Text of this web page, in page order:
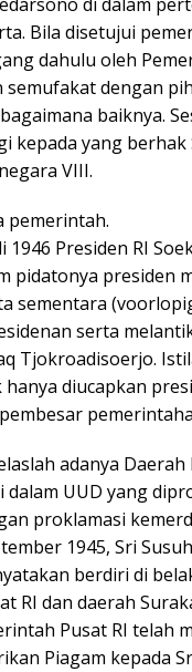
Bila disetujui
dahulu oleh
dengan
baiknya.
kepada yang berhak
VIII.
pemerintah.
1946 Presiden RI
pidatonya presiden
sementara
serta
Tjokroadisoerjo.
diucapkan
adanya Daerah
dalam UUD yang
proklamasi
1945, Sri
berdiri di
RI dan daerah
Pusat RI telah
Piagam kepada